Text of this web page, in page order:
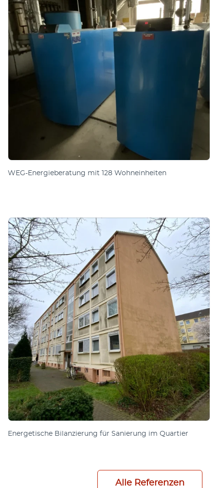
WEG-Energieberatung mit 128 Wohneinheiten
Energetische Bilanzierung für Sanierung im Quartier
Alle Referenzen